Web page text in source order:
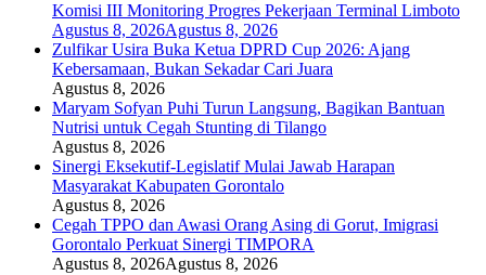
Komisi III Monitoring Progres Pekerjaan Terminal Limboto
Agustus 8, 2026Agustus 8, 2026
Zulfikar Usira Buka Ketua DPRD Cup 2026: Ajang
Kebersamaan, Bukan Sekadar Cari Juara
Agustus 8, 2026
Maryam Sofyan Puhi Turun Langsung, Bagikan Bantuan
Nutrisi untuk Cegah Stunting di Tilango
Agustus 8, 2026
Sinergi Eksekutif-Legislatif Mulai Jawab Harapan
Masyarakat Kabupaten Gorontalo
Agustus 8, 2026
Cegah TPPO dan Awasi Orang Asing di Gorut, Imigrasi
Gorontalo Perkuat Sinergi TIMPORA
Agustus 8, 2026Agustus 8, 2026